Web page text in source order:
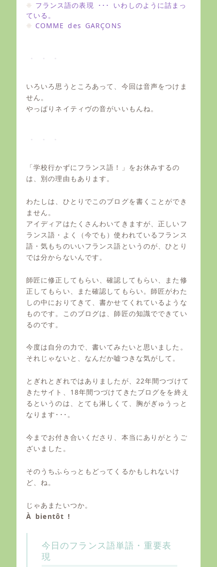
フランス語の表現 ･･･ いわしのように詰まっ
ている。
COMME des GARÇONS
いろいろ思うところあって、今回は音声をつけま
せん。
やっぱりネイティヴの音がいいもんね。
「学校行かずにフランス語！」をお休みするの
は、別の理由もあります。
わたしは、ひとりでこのブログを書くことができ
ません。
アイディアはたくさんわいてきますが、正しいフ
ランス語・よく（今でも）使われているフランス
語・気もちのいいフランス語というのが、ひとり
では分からないんです。
師匠に修正してもらい、確認してもらい、また修
正してもらい、また確認してもらい。師匠がわた
しの中におりてきて、書かせてくれているような
ものです。このブログは、師匠の知識でできてい
るのです。
今度は自分の力で、書いてみたいと思いました。
それじゃないと、なんだか嘘つきな気がして。
とぎれとぎれではありましたが、22年間つづけて
きたサイト、18年間つづけてきたブログをを終え
るというのは、とても淋しくて、胸がぎゅうっと
なります･･･。
今までお付き合いくださり、本当にありがとうご
ざいました。
そのうちふらっともどってくるかもしれないけ
ど、ね。
じゃあまたいつか。
À bientôt !
今日のフランス語単語・重要表
現